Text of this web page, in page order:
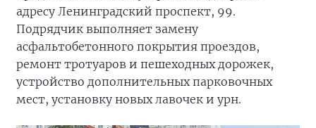
адресу Ленинградский проспект, 99.
Подрядчик выполняет замену
асфальтобетонного покрытия проездов,
ремонт тротуаров и пешеходных дорожек,
устройство дополнительных парковочных
мест, установку новых лавочек и урн.